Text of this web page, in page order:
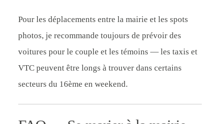
Pour les déplacements entre la mairie et les spots
photos, je recommande toujours de prévoir des
voitures pour le couple et les témoins — les taxis et
VTC peuvent être longs à trouver dans certains
secteurs du 16ème en weekend.